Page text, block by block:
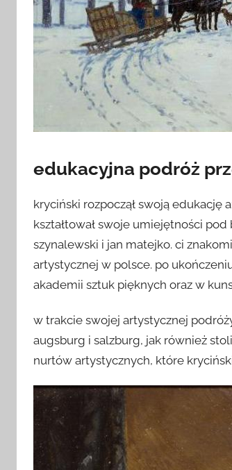
edukacyjna podróż
kryciński rozpoczął swoją
kształtował swoje umiejętności
szynalewski i jan matejko. ci
artystycznej w polsce. po
akademii sztuk pięknych oraz w
w trakcie swojej artystycznej
augsburg i salzburg, jak również
nurtów artystycznych, które